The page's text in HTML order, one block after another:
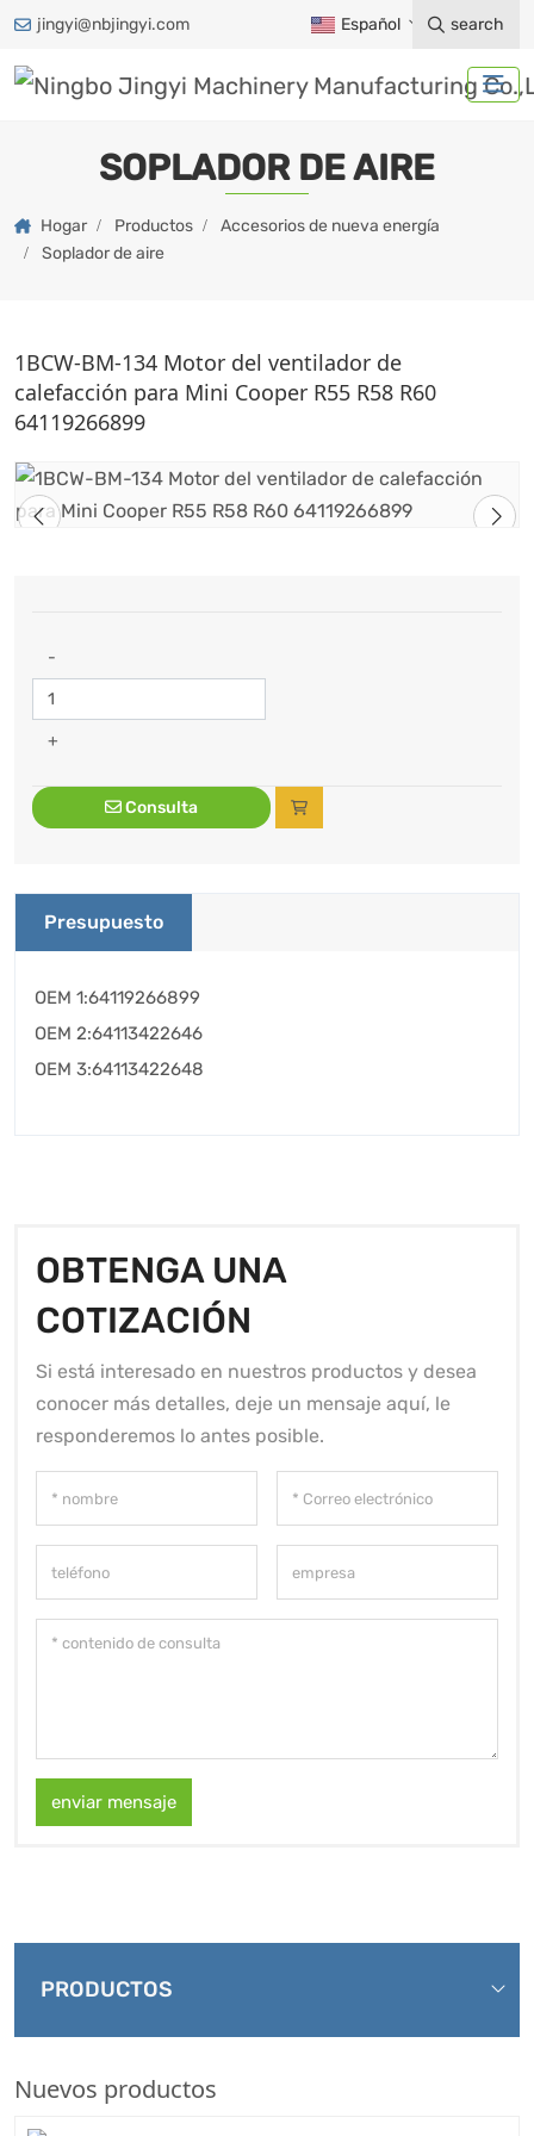
jingyi@nbjingyi.com Español search
SOPLADOR DE AIRE
Hogar Productos
Accesorios de nueva energía
Soplador de aire
1BCW-BM-134 Motor del ventilador de
calefacción para Mini Cooper R55 R58 R60
64119266899
-
+
Consulta
Presupuesto
OEM 1:64119266899
OEM 2:64113422646
OEM 3:64113422648
OBTENGA UNA
COTIZACIÓN
Si está interesado en nuestros productos y desea
conocer más detalles, deje un mensaje aquí, le
responderemos lo antes posible.
enviar mensaje
PRODUCTOS
Nuevos productos